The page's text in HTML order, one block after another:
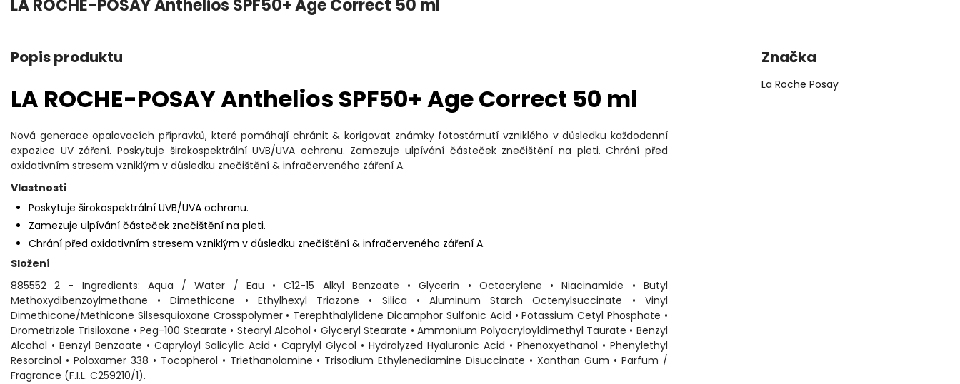
LA ROCHE-POSAY Anthelios SPF50+ Age Correct 50 ml
Popis produktu
LA ROCHE-POSAY Anthelios SPF50+ Age Correct 50 ml
Nová generace opalovacích přípravků, které pomáhají chránit & korigovat známky fotostárnutí vzniklého v důsledku každodenní
expozice UV záření. Poskytuje širokospektrální UVB/UVA ochranu. Zamezuje ulpívání částeček znečištění na pleti. Chrání před
oxidativním stresem vzniklým v důsledku znečištění & infračerveného záření A.
Vlastnosti
Poskytuje širokospektrální UVB/UVA ochranu.
Zamezuje ulpívání částeček znečištění na pleti.
Chrání před oxidativním stresem vzniklým v důsledku znečištění & infračerveného záření A.
Složení
885552 2 - Ingredients: Aqua / Water / Eau • C12-15 Alkyl Benzoate • Glycerin • Octocrylene • Niacinamide • Butyl
Methoxydibenzoylmethane • Dimethicone • Ethylhexyl Triazone • Silica • Aluminum Starch Octenylsuccinate • Vinyl
Dimethicone/Methicone Silsesquioxane Crosspolymer • Terephthalylidene Dicamphor Sulfonic Acid • Potassium Cetyl Phosphate •
Drometrizole Trisiloxane • Peg-100 Stearate • Stearyl Alcohol • Glyceryl Stearate • Ammonium Polyacryloyldimethyl Taurate • Benzyl
Alcohol • Benzyl Benzoate • Capryloyl Salicylic Acid • Caprylyl Glycol • Hydrolyzed Hyaluronic Acid • Phenoxyethanol • Phenylethyl
Resorcinol • Poloxamer 338 • Tocopherol • Triethanolamine • Trisodium Ethylenediamine Disuccinate • Xanthan Gum • Parfum /
Fragrance (F.I.L. C259210/1).
Značka
La Roche Posay